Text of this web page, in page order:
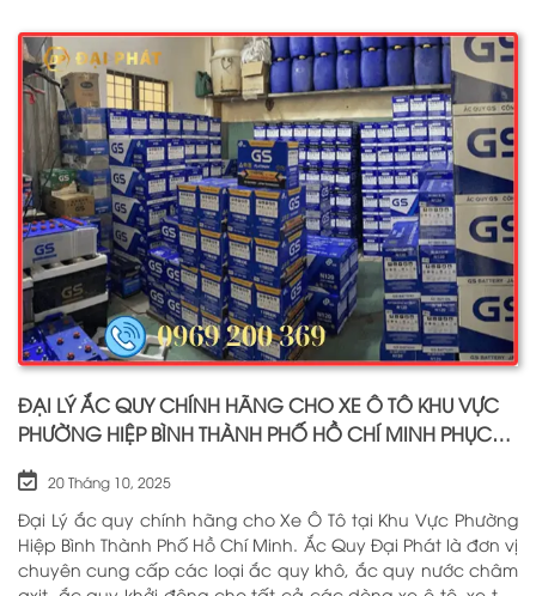
cho xe ô tô, xe máy, xe tải, cứu hộ ắc quy tận nơi 24/7 BẤM
ĐỂ GỌI NGAY CHO CHÚNG TÔI: 0969 200 369
ĐẠI LÝ ẮC QUY CHÍNH HÃNG CHO XE Ô TÔ KHU VỰC
PHƯỜNG HIỆP BÌNH THÀNH PHỐ HỒ CHÍ MINH PHỤC
20 Tháng 10, 2025
Đại Lý ắc quy chính hãng cho Xe Ô Tô tại Khu Vực Phường
Hiệp Bình Thành Phố Hồ Chí Minh. Ắc Quy Đại Phát là đơn vị
chuyên cung cấp các loại ắc quy khô, ắc quy nước châm